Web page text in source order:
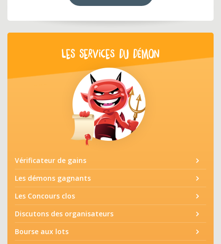
LES SERVICES DU DÉMON
Vérificateur de gains
Les démons gagnants
Les Concours clos
Discutons des organisateurs
Bourse aux lots